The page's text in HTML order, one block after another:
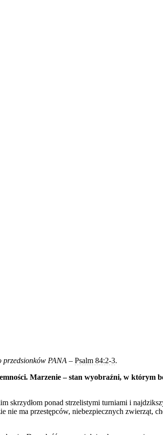
przedsionków PANA – Psalm 84:2‑3.
Marzenie – stan wyobraźni, w którym
skrzydłom ponad strzelistymi turniami i
ma przestępców, niebezpiecznych zwierząt,